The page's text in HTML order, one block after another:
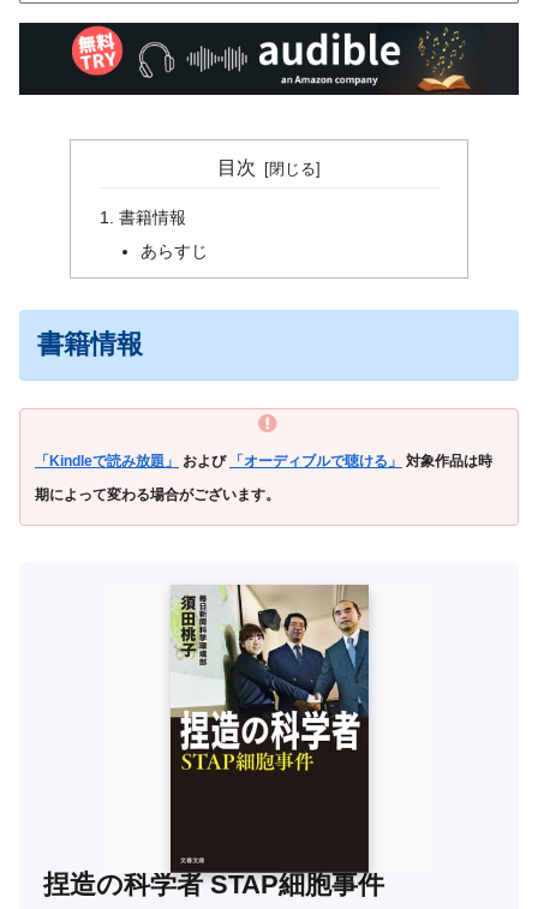
目次
書籍情報
あらすじ
書籍情報
「Kindleで読み放題」 および 「オーディブルで聴ける」
対象作品は時
期によって変わる場合がございます。
捏造の科学者 STAP細胞事件